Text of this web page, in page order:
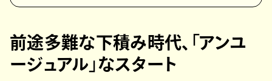
前途多難な下積み時代、「アンユ
ージュアル」なスタート